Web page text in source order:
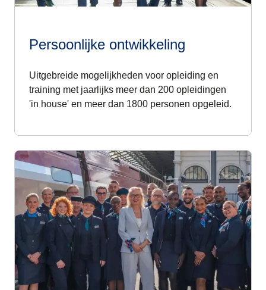
Persoonlijke ontwikkeling
Uitgebreide mogelijkheden voor opleiding en
training met jaarlijks meer dan 200 opleidingen
'in house' en meer dan 1800 personen opgeleid.